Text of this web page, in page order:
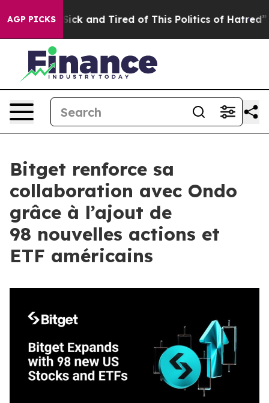
AGP PICKS
Are Sick and Tired of This Politics of Hatred” The
Bitget renforce sa
collaboration avec Ondo
grâce à l’ajout de
98 nouvelles actions et
ETF américains